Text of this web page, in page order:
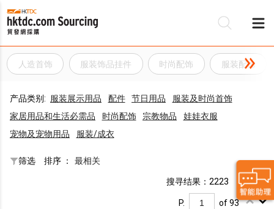
人造首饰 服装饰品挂件 时尚配饰 服装配饰
产品类别: 服装展示用品 配件 节日用品
服装及时尚首饰
家居用品和生活必需品
时尚配饰 宗教物品
娃娃衣服
宠物及宠物用品
服装/成衣
筛选 排序 ： 最相关
搜寻结果：2223
P. of 93